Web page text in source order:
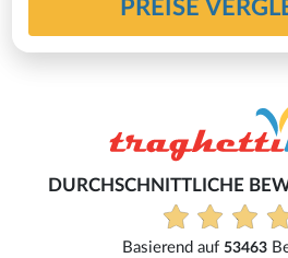
PREISE
DURCHSCHNITTLICHE
Basierend auf53463